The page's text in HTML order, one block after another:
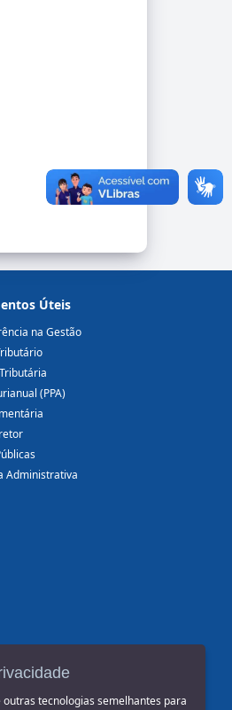
Úteis
na Gestão
(PPA)
Administrativa
outras tecnologias semelhantes para